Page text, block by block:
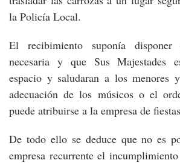
la Policía Local.
El recibimiento suponía
necesaria y que Sus Majestades
espacio y saludaran a los menores
adecuación de los músicos o el
puede atribuirse a la empresa de
De todo ello se deduce que no es
empresa recurrente el